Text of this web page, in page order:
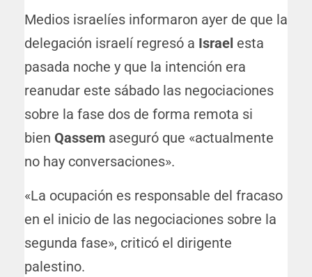
Medios israelíes informaron ayer de que la
delegación israelí regresó a Israel esta
pasada noche y que la intención era
reanudar este sábado las negociaciones
sobre la fase dos de forma remota si
bien Qassem aseguró que «actualmente
no hay conversaciones».
«La ocupación es responsable del fracaso
en el inicio de las negociaciones sobre la
segunda fase», criticó el dirigente
palestino.